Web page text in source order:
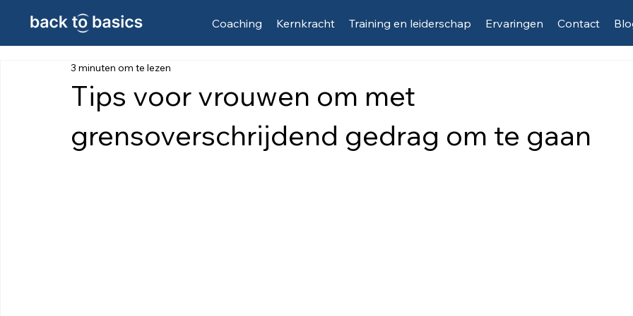
Coaching Kernkracht Training en leiderschap Ervaringen Contact
Tips voor vrouwen om met
grensoverschrijdend gedrag om te gaan
3 minuten om te lezen